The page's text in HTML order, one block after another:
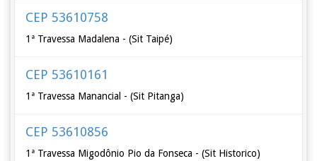
CEP 53610758
1ª Travessa Madalena - (Sit Taipé)
CEP 53610161
1ª Travessa Manancial - (Sit Pitanga)
CEP 53610856
1ª Travessa Migodônio Pio da Fonseca - (Sit Historico)